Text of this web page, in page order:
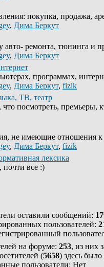
покупка, продажа,
, Дима Беркут
ремонта, тюнинга и
, Дима Беркут
программах,
, Дима Беркут, fizik
ТВ, театр
посмотреть, премьеры,
не имеющие отношения к
, Дима Беркут, fizik
лексика
почти все :)
оставили сообщений:
пользователей:
на форуме: 253, из них
(5658) здесь
пользователи: Нет